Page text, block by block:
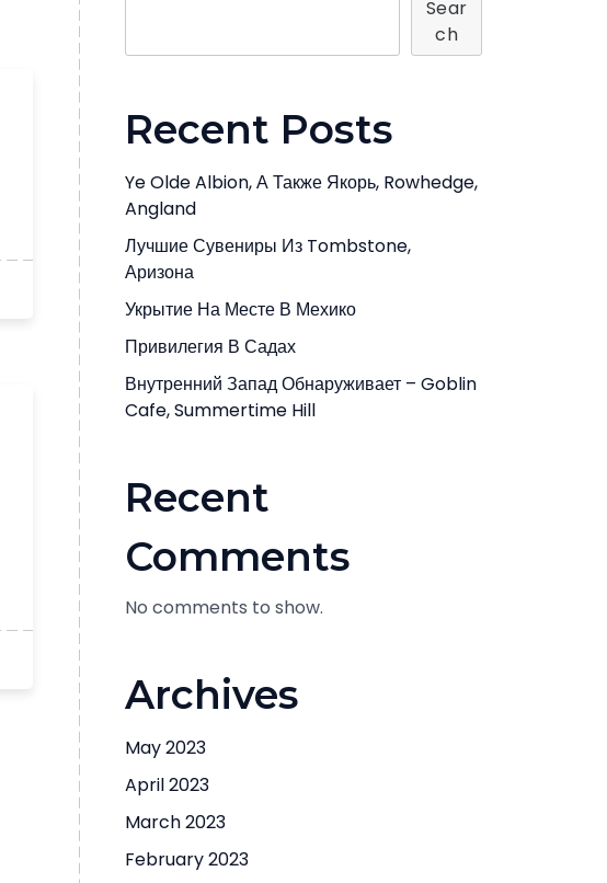
Sear
Ch
Recent Posts
Ye Olde Albion, А Также Якорь, Rowhedge,
Angland
Лучшие Сувениры Из Tombstone,
Аризона
Укрытие На Месте В Мехико
Привилегия В Садах
Внутренний Запад Обнаруживает – Goblin
Cafe, Summertime Hill
Recent
Comments
No comments to show.
Archives
May 2023
April 2023
March 2023
February 2023